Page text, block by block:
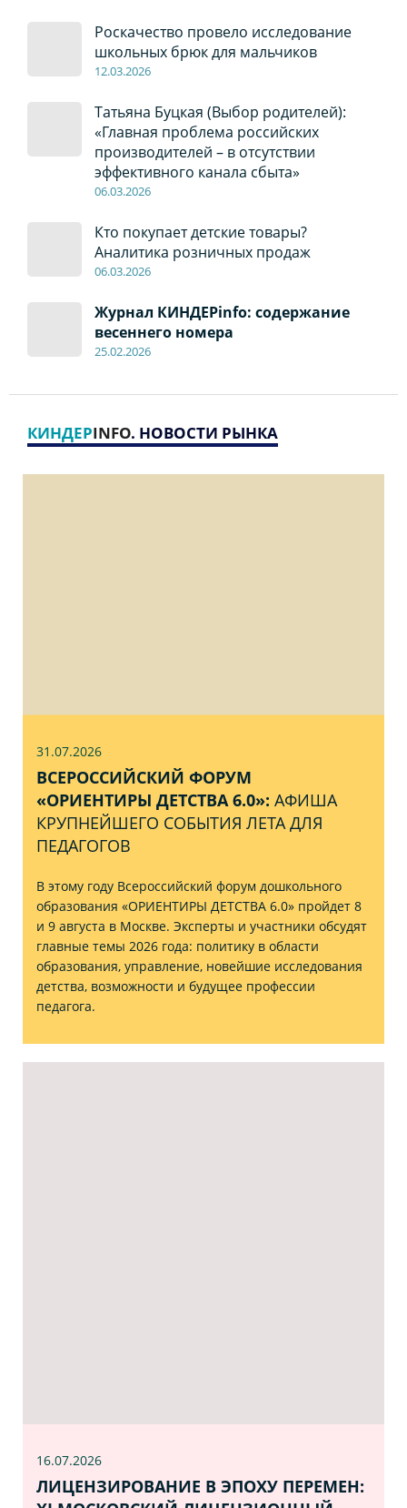
Роскачество провело исследование
школьных брюк для мальчиков
12.03.2026
Татьяна Буцкая (Выбор родителей):
«Главная проблема российских
производителей – в отсутствии
эффективного канала сбыта»
06.03.2026
Кто покупает детские товары?
Аналитика розничных продаж
06.03.2026
Журнал КИНДЕРinfo: содержание
весеннего номера
25.02.2026
КИНДЕРINFO. НОВОСТИ РЫНКА
31.07.2026
ВСЕРОССИЙСКИЙ ФОРУМ
«ОРИЕНТИРЫ ДЕТСТВА 6.0»: АФИША
КРУПНЕЙШЕГО СОБЫТИЯ ЛЕТА ДЛЯ
ПЕДАГОГОВ
В этому году Всероссийский форум дошкольного
образования «ОРИЕНТИРЫ ДЕТСТВА 6.0» пройдет 8
и 9 августа в Москве. Эксперты и участники обсудят
главные темы 2026 года: политику в области
образования, управление, новейшие исследования
детства, возможности и будущее профессии
педагога.
16.07.2026
ЛИЦЕНЗИРОВАНИЕ В ЭПОХУ ПЕРЕМЕН: